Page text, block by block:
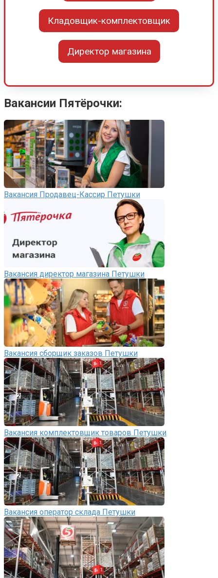
Кладовщик-комплектовщик
Директор магазина
Вакансии Пятёрочки:
Вакансия Продавец-Кассир Петушки
Вакансия директор магазина Петушки
Вакансия сборщик заказов Петушки
Вакансия комплектовщик товаров Петушки
Вакансия оператор склада Петушки